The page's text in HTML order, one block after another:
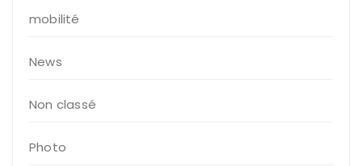
mobilité
News
Non classé
Photo